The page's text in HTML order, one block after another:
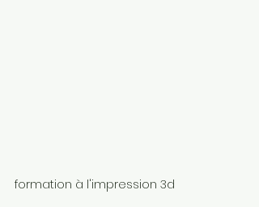
formation à l'impression 3d